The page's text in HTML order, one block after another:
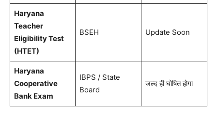
Haryana
Teacher
Eligibility Test
(HTET)
BSEH Update Soon
Haryana
Cooperative
Bank Exam
IBPS / State
Board
जल्द ही घोषित होगा